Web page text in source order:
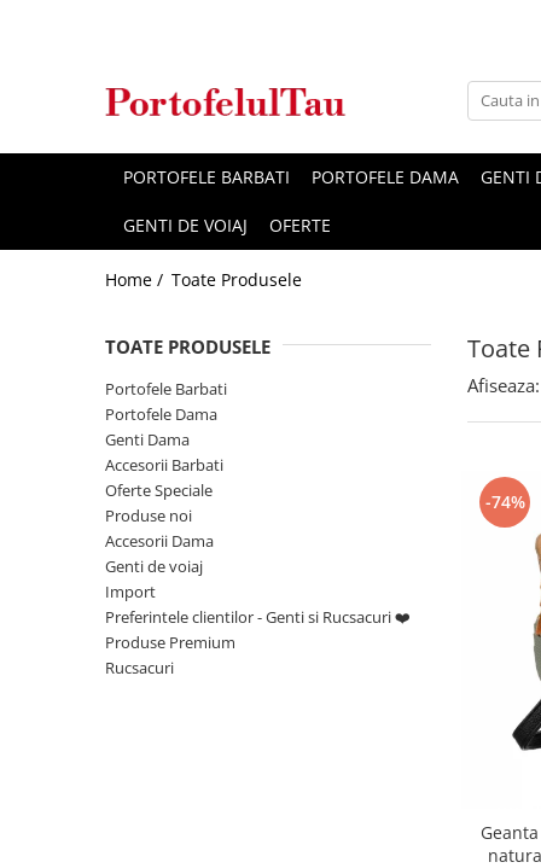
Clutch / Posete Plic
Genti multifunctionale mamici
Rucsacuri Barbati
Curele Barbati
Cadouri pentru femei
Borsete DamaPORTOFELE BARBATI PORTOFELE DAMA GENTI
GENTI DE VOIAJ OFERTE
Home / Toate Produsele
Toate
TOATE PRODUSELE
Portofele Barbati
Portofele Dama
Genti Dama
Accesorii Barbati
Oferte Speciale
Produse noi
Accesorii Dama
Genti de voiaj
Import
Preferintele clientilor - Genti si Rucsacuri ❤️
Produse Premium
Rucsacuri
Afiseaza:
-74%